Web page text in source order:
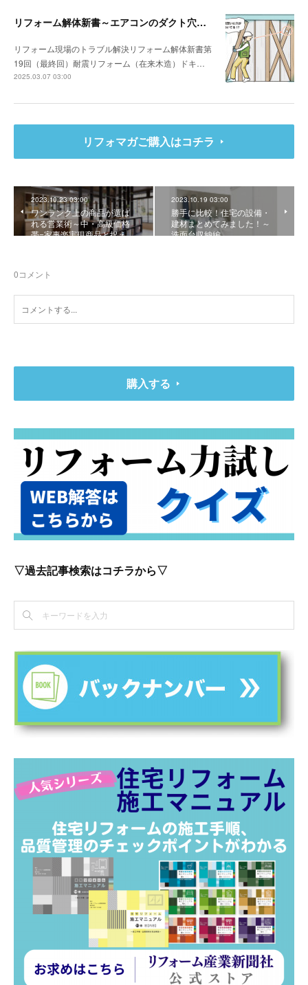
リフォーム解体新書～エアコンのダクト穴が筋交いを貫通していた
リフォーム現場のトラブル解決リフォーム解体新書第
19回（最終回）耐震リフォーム（在来木造）ドキ…
2025.03.07 03:00
リフォマガご購入はコチラ
2023.10.23 03:00
ワンランク上の商品が選ば
れる営業術～中・高級価格
帯=家事楽実現商品と捉え…
2023.10.19 03:00
勝手に比較！住宅の設備・
建材まとめてみました！～
洗面台収納編
0コメント
購入する
▽過去記事検索はコチラから▽